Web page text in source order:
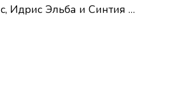
Идрис Эльба и Синтия …